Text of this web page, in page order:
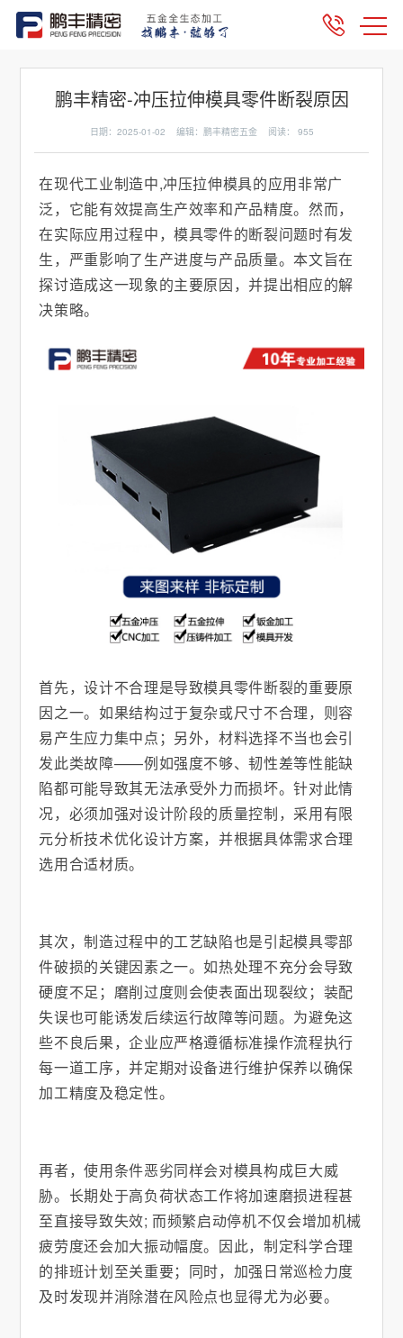
鹏丰精密-冲压拉伸模具零件断裂原因
日期：2025-01-02 编辑：鹏丰精密五金 阅读： 955
在现代工业制造中,冲压拉伸模具的应用非常广
泛，它能有效提高生产效率和产品精度。然而，
在实际应用过程中，模具零件的断裂问题时有发
生，严重影响了生产进度与产品质量。本文旨在
探讨造成这一现象的主要原因，并提出相应的解
决策略。
首先，设计不合理是导致模具零件断裂的重要原
因之一。如果结构过于复杂或尺寸不合理，则容
易产生应力集中点；另外，材料选择不当也会引
发此类故障——例如强度不够、韧性差等性能缺
陷都可能导致其无法承受外力而损坏。针对此情
况，必须加强对设计阶段的质量控制，采用有限
元分析技术优化设计方案，并根据具体需求合理
选用合适材质。
其次，制造过程中的工艺缺陷也是引起模具零部
件破损的关键因素之一。如热处理不充分会导致
硬度不足；磨削过度则会使表面出现裂纹；装配
失误也可能诱发后续运行故障等问题。为避免这
些不良后果，企业应严格遵循标准操作流程执行
每一道工序，并定期对设备进行维护保养以确保
加工精度及稳定性。
再者，使用条件恶劣同样会对模具构成巨大威
胁。长期处于高负荷状态工作将加速磨损进程甚
至直接导致失效; 而频繁启动停机不仅会增加机械
疲劳度还会加大振动幅度。因此，制定科学合理
的排班计划至关重要；同时，加强日常巡检力度
及时发现并消除潜在风险点也显得尤为必要。